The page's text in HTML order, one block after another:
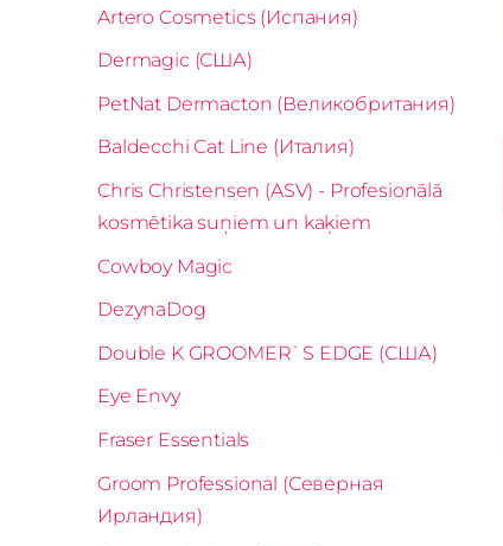
Artero Cosmetics (Испания)
Dermagic (США)
PetNat Dermacton (Великобритания)
Baldecchi Cat Line (Италия)
Chris Christensen (ASV) - Profesionālā
kosmētika suņiem un kaķiem
Cowboy Magic
DezynaDog
Double K GROOMER`S EDGE (США)
Eye Envy
Fraser Essentials
Groom Professional (Северная
Ирландия)